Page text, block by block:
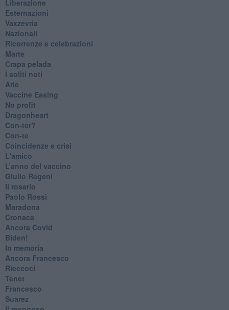
​Liberazione
Esternazioni
Vaxzevria
Nazionali
​Ricorrenze e celebrazioni
Marte
​Crapa pelada
​I soliti noti
Arie
​Vaccine Easing
No profit
Dragonheart
Con-ter?
​Con-te
Coincidenze e crisi
L'amico
​L’anno del vaccino
Giulio Regeni
​Il rosario
Paolo Rossi
Maradona
Cronaca
​Ancora Covid
​Biden!
In memoria
​Ancora Francesco
Rieccoci
Tenet
Francesco
Suarez